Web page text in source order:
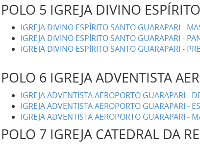
POLO 5 IGREJA DIVINO
IGREJA DIVINO ESPÍRITO SANTO GUARAPARI -
IGREJA DIVINO ESPÍRITO SANTO GUARAPARI -
IGREJA DIVINO ESPÍRITO SANTO GUARAPARI -
POLO 6 IGREJA ADVENTISTA
IGREJA ADVENTISTA AEROPORTO GUARAPARI -
IGREJA ADVENTISTA AEROPORTO GUARAPARI -
IGREJA ADVENTISTA AEROPORTO GUARAPARI -
POLO 7 IGREJA CATEDRAL DA